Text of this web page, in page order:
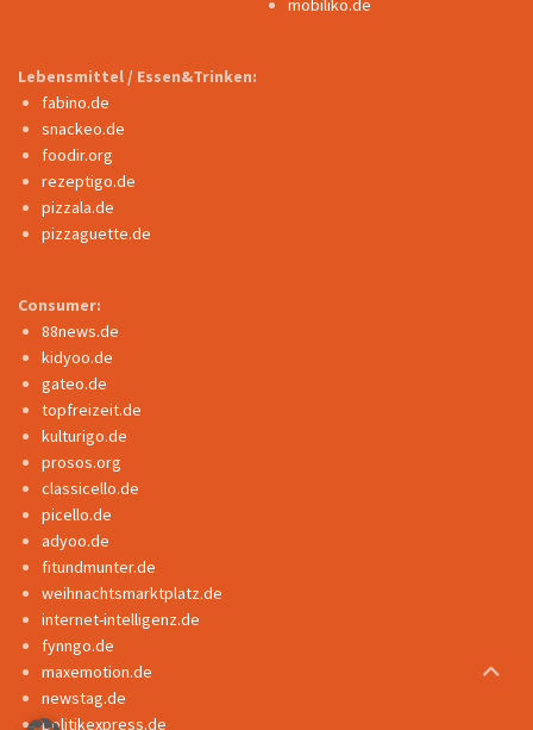
mobiliko.de
Lebensmittel / Essen&Trinken:
fabino.de
snackeo.de
foodir.org
rezeptigo.de
pizzala.de
pizzaguette.de
Consumer:
88news.de
kidyoo.de
gateo.de
topfreizeit.de
kulturigo.de
prosos.org
classicello.de
picello.de
adyoo.de
fitundmunter.de
weihnachtsmarktplatz.de
internet-intelligenz.de
fynngo.de
maxemotion.de
newstag.de
politikexpress.de